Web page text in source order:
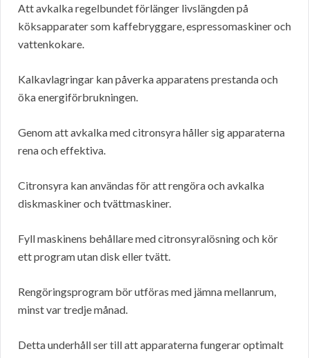
Att avkalka regelbundet förlänger livslängden på
köksapparater som kaffebryggare, espressomaskiner och
vattenkokare.
Kalkavlagringar kan påverka apparatens prestanda och
öka energiförbrukningen.
Genom att avkalka med citronsyra håller sig apparaterna
rena och effektiva.
Citronsyra kan användas för att rengöra och avkalka
diskmaskiner och tvättmaskiner.
Fyll maskinens behållare med citronsyralösning och kör
ett program utan disk eller tvätt.
Rengöringsprogram bör utföras med jämna mellanrum,
minst var tredje månad.
Detta underhåll ser till att apparaterna fungerar optimalt